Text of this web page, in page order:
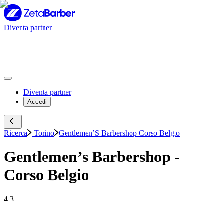
Diventa partner
Diventa partner
Accedi
Ricerca Torino Gentlemen’S Barbershop Corso Belgio
Gentlemen’s Barbershop -
Corso Belgio
4.3